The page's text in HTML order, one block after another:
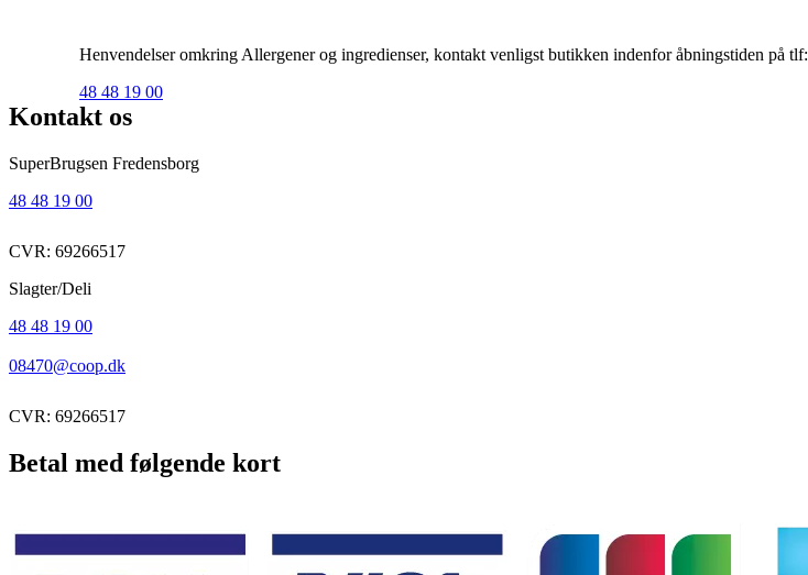
Henvendelser omkring Allergener og ingredienser, kontakt venligst butikken indenfor åbningstiden på tlf:
48 48 19 00
Kontakt os
SuperBrugsen Fredensborg
48 48 19 00
CVR: 69266517
Slagter/Deli
48 48 19 00
08470@coop.dk
CVR: 69266517
Betal med følgende kort